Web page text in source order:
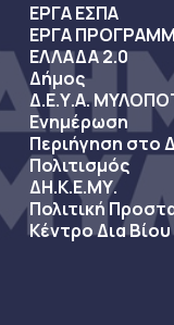
ΕΡΓΑ ΕΣΠΑ
ΕΡΓΑ
ΕΛΛΑΔΑ 2.0
Δήμος
Δ.Ε.Υ.Α.
Ενημέρωση
Περιήγηση στο
Πολιτισμός
ΔΗ.Κ.Ε.ΜΥ.
Πολιτική
Κέντρο Δια